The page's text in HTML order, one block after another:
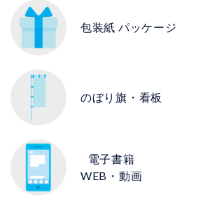
包装紙 パッケージ
のぼり旗・看板
電子書籍
WEB・動画